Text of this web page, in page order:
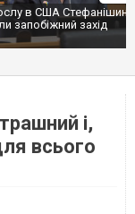
в США Стефанішиній
запобіжний захід
і,
всього